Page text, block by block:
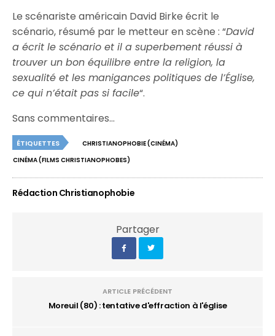
Le scénariste américain David Birke écrit le
scénario, résumé par le metteur en scène : “David
a écrit le scénario et il a superbement réussi à
trouver un bon équilibre entre la religion, la
sexualité et les manigances politiques de l’Église,
ce qui n’était pas si facile“.
Sans commentaires…
ÉTIQUETTES
CHRISTIANOPHOBIE (CINÉMA)
CINÉMA (FILMS CHRISTIANOPHOBES)
Rédaction Christianophobie
Partager
ARTICLE PRÉCÉDENT
Moreuil (80) : tentative d'effraction à l'église